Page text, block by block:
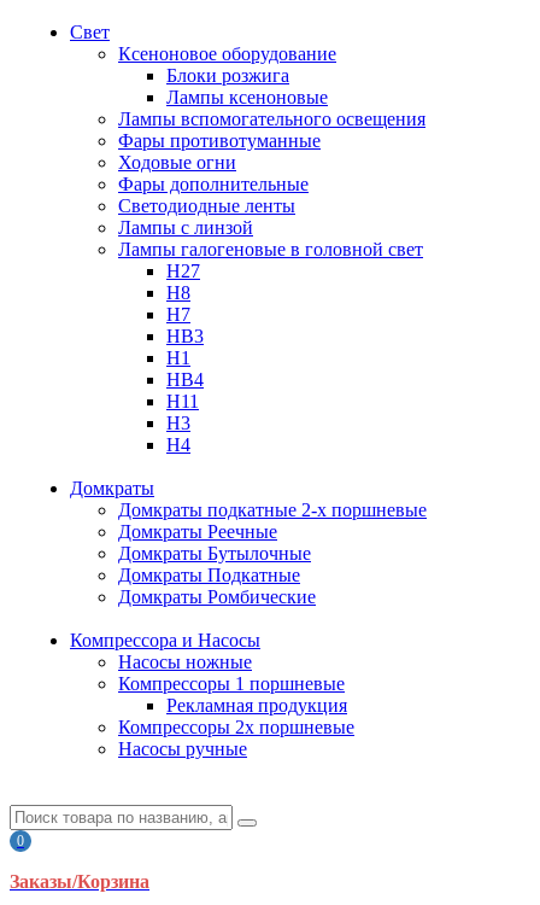
Свет
Ксеноновое оборудование
Блоки розжига
Лампы ксеноновые
Лампы вспомогательного освещения
Фары противотуманные
Ходовые огни
Фары дополнительные
Светодиодные ленты
Лампы с линзой
Лампы галогеновые в головной свет
H27
H8
H7
HB3
H1
HB4
H11
H3
H4
Домкраты
Домкраты подкатные 2-х поршневые
Домкраты Реечные
Домкраты Бутылочные
Домкраты Подкатные
Домкраты Ромбические
Компрессора и Насосы
Насосы ножные
Компрессоры 1 поршневые
Рекламная продукция
Компрессоры 2х поршневые
Насосы ручные
0
Заказы/Корзина